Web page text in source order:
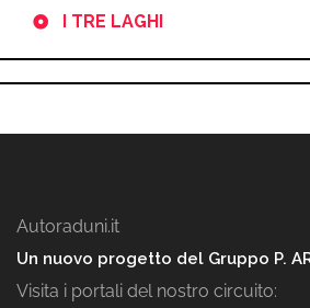
I TRE LAGHI
Autoraduni.it
Un nuovo progetto del Gruppo P.
Visita i portali del nostro circuito: